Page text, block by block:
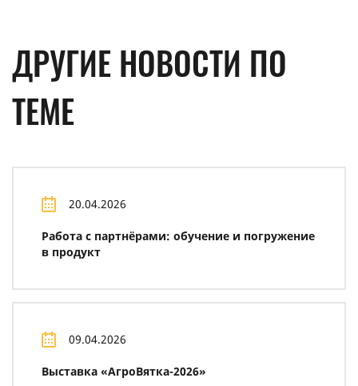
ДРУГИЕ НОВОСТИ ПО
ТЕМЕ
20.04.2026
Работа с партнёрами: обучение и погружение
в продукт
09.04.2026
Выставка «АгроВятка-2026»